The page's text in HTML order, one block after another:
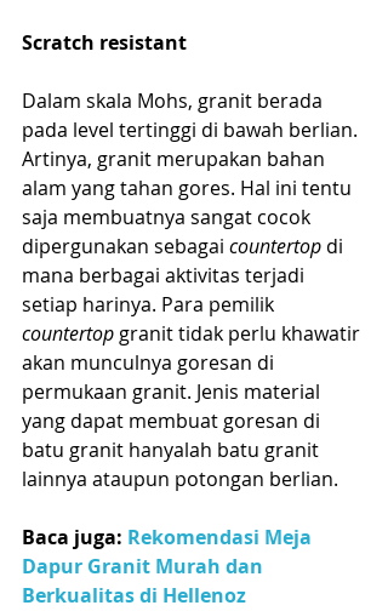
Scratch resistant
Dalam skala Mohs, granit berada
pada level tertinggi di bawah berlian.
Artinya, granit merupakan bahan
alam yang tahan gores. Hal ini tentu
saja membuatnya sangat cocok
dipergunakan sebagai countertop di
mana berbagai aktivitas terjadi
setiap harinya. Para pemilik
countertop granit tidak perlu khawatir
akan munculnya goresan di
permukaan granit. Jenis material
yang dapat membuat goresan di
batu granit hanyalah batu granit
lainnya ataupun potongan berlian.
Baca juga: Rekomendasi Meja
Dapur Granit Murah dan
Berkualitas di Hellenoz